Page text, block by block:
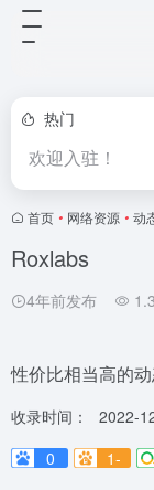
热门
欢迎入驻！
首页 • 网络资源 • 动
Roxlabs
4年前发布
性价比相当高的
收录时间：
2022-
0
1-